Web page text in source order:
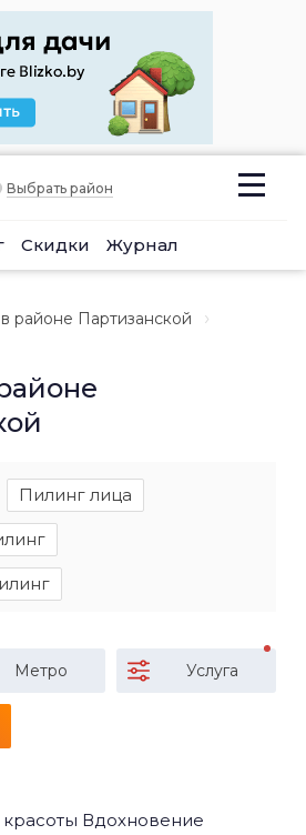
Выбрать район
Скидки Журнал
в районе Партизанской
Пилинг лица
Метро Услуга
Вдохновение